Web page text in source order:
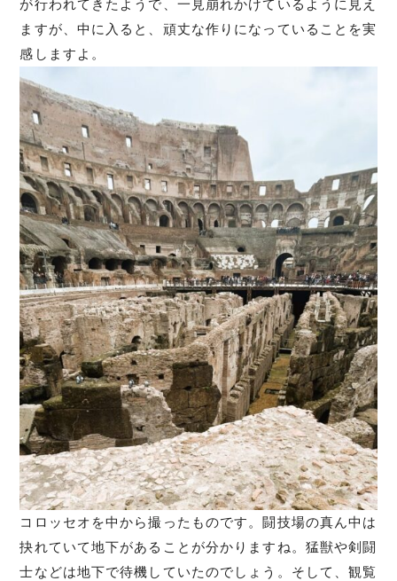
が行われてきたようで、一見崩れかけているように見え
ますが、中に入ると、頑丈な作りになっていることを実
感しますよ。
コロッセオを中から撮ったものです。闘技場の真ん中は
抉れていて地下があることが分かりますね。猛獣や剣闘
士などは地下で待機していたのでしょう。そして、観覧